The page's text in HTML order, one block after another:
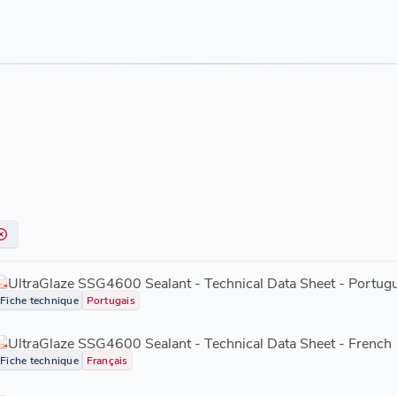
UltraGlaze SSG4600 Sealant - Technical Data Sheet -
Fiche technique Portugais
UltraGlaze SSG4600 Sealant - Technical Data Sheet - French
Fiche technique Français